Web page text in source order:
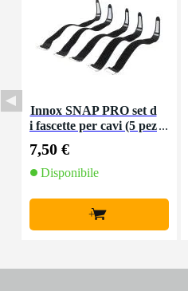
Innox SNAP PRO set d
i fascette per cavi (5 pez
7,50 €
Disponibile
+